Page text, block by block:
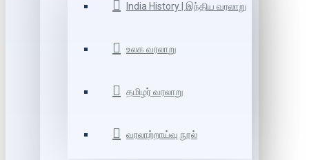
India History | இந்திய வரலாறு
உலக வரலாறு
தமிழர் வரலாறு
வரலாற்றாய்வு நூல்